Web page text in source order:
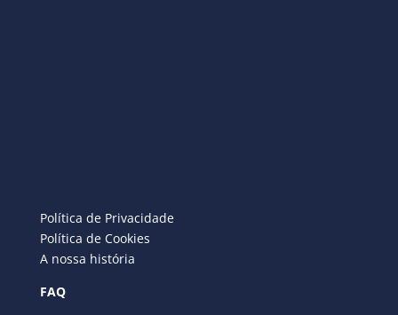
Política de Privacidade
Política de Cookies
A nossa história
FAQ